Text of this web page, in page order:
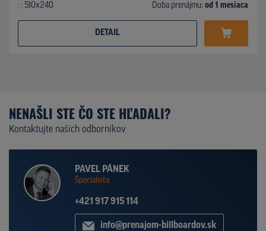
510x240 Doba prenájmu: od 1 mesiaca
DETAIL
NENAŠLI STE ČO STE HĽADALI?
Kontaktujte našich odborníkov
PAVEL PÁNEK
Špecialista
+421 917 915 114
info@prenajom-billboardov.sk